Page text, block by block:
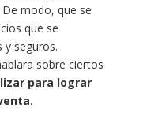
modo, que se
que se
y seguros.
sobre ciertos
para lograr
.